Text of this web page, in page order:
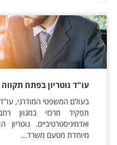
עו"ד נוטריון בפתח תקווה
בעולם המשפטי המודרני,
תפקיד מרכזי במגוון
ואדמיניסטרטיביים.
מיוחדת מטעם משרד...